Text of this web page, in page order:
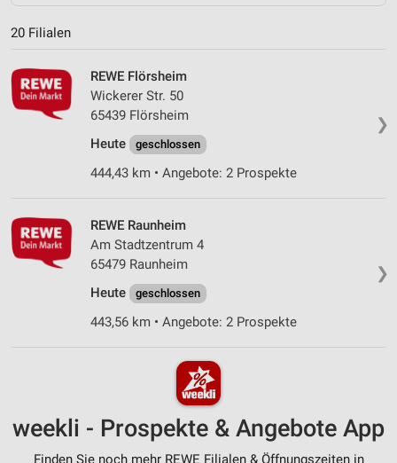
20 Filialen
❯
REWE Flörsheim
Wickerer Str. 50
65439 Flörsheim
Heute
geschlossen
444,43 km • Angebote: 2 Prospekte
❯
REWE Raunheim
Am Stadtzentrum 4
65479 Raunheim
Heute
geschlossen
443,56 km • Angebote: 2 Prospekte
weekli - Prospekte & Angebote App
Finden Sie noch mehr REWE Filialen & Öffnungszeiten in